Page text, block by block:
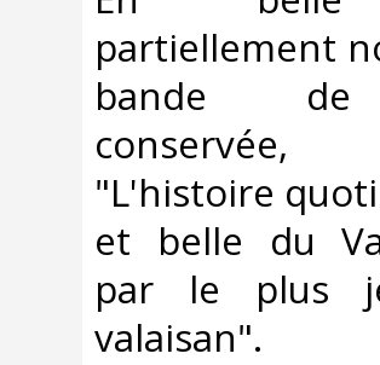
partiellement
bande de
"L'histoire
et belle du
par le plus
valaisan". ‎